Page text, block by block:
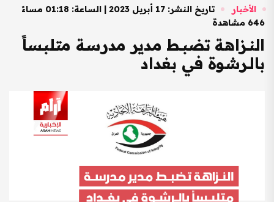
الأخبار
تاريخ النشر: 17 أبريل 2023 | الساعة: 01:18 مساءً
646 مشاهدة
النـزاهة تضبـط مدير مدرسـة متلبـساً
بالـرشـوة في بغداد